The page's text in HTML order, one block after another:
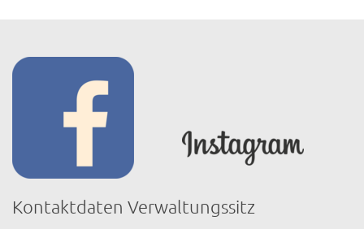
Kontaktdaten Verwaltungssitz